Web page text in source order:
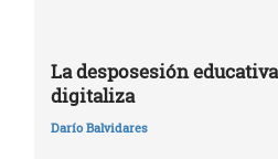
La desposesión
digitaliza
Darío Balvidares